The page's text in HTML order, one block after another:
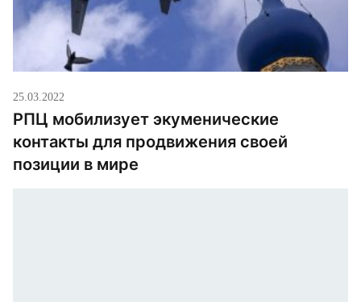
25.03.2022
РПЦ мобилизует экуменические
контакты для продвижения своей
позиции в мире